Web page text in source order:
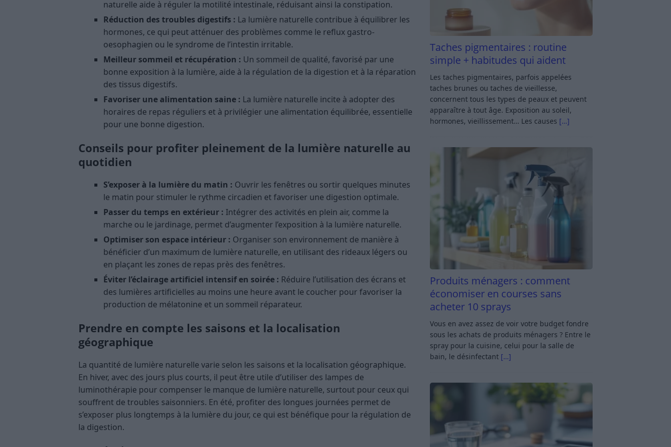
naturelle aide à réguler la motilité intestinale, réduisant ainsi la constipation.
Réduction des troubles digestifs : La lumière naturelle contribue à équilibrer les
hormones, ce qui peut atténuer des problèmes comme le reflux gastro-
oesophagien ou le syndrome de l’intestin irritable.
Meilleur sommeil et récupération : Un sommeil de qualité, favorisé par une
bonne exposition à la lumière, aide à la régulation de la digestion et à la réparation
des tissus digestifs.
Favoriser une alimentation saine : La lumière naturelle incite à adopter des
horaires de repas réguliers et à privilégier une alimentation équilibrée, essentielle
pour une bonne digestion.
Conseils pour profiter pleinement de la lumière naturelle au
quotidien
S’exposer à la lumière du matin : Ouvrir les fenêtres ou sortir quelques minutes
le matin pour stimuler le rythme circadien et favoriser une digestion optimale.
Passer du temps en extérieur : Intégrer des activités en plein air, comme la
marche ou le jardinage, permet d’augmenter l’exposition à la lumière naturelle.
Optimiser son espace intérieur : Organiser son environnement de manière à
bénéficier d’un maximum de lumière naturelle, en utilisant des rideaux légers ou
en plaçant les zones de repas près des fenêtres.
Éviter l’éclairage artificiel intensif en soirée : Réduire l’utilisation des écrans et
des lumières artificielles au moins une heure avant le coucher pour favoriser la
production de mélatonine et un sommeil réparateur.
Prendre en compte les saisons et la localisation
géographique
La quantité de lumière naturelle varie selon les saisons et la localisation géographique.
En hiver, avec des jours plus courts, il peut être utile d’utiliser des lampes de
luminothérapie pour compenser le manque de lumière naturelle, surtout pour ceux qui
souffrent de troubles saisonniers. En été, profiter des longues journées permet de
s’exposer plus longtemps à la lumière du jour, ce qui est bénéfique pour la régulation de
la digestion.
Taches pigmentaires : routine
simple + habitudes qui aident
Les taches pigmentaires, parfois appelées
taches brunes ou taches de vieillesse,
concernent tous les types de peaux et peuvent
apparaître à tout âge. Exposition au soleil,
hormones, vieillissement… Les causes […]
Produits ménagers : comment
économiser en courses sans
acheter 10 sprays
Vous en avez assez de voir votre budget fondre
sous les achats de produits ménagers ? Entre le
spray pour la cuisine, celui pour la salle de
bain, le désinfectant […]